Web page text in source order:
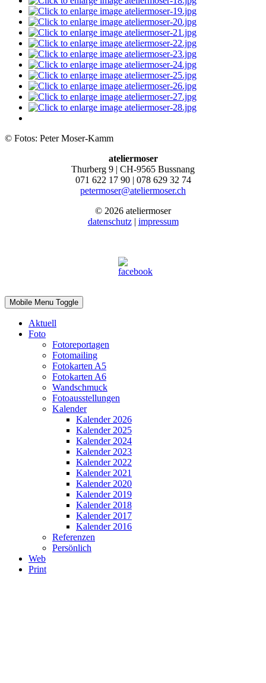
© Fotos: Peter Moser-Kamm
ateliermoser
Thurberg 9 | CH-9565 Bussnang
071 622 17 90 | 078 629 32 74
petermoser@ateliermoser.ch
© 2026 ateliermoser
datenschutz| impressum
Mobile Menu Toggle
Aktuell
Foto
Fotoreportagen
Fotomailing
Fotokarten A5
Fotokarten A6
Wandschmuck
Fotoausstellungen
Kalender
Kalender 2026
Kalender 2025
Kalender 2024
Kalender 2023
Kalender 2022
Kalender 2021
Kalender 2020
Kalender 2019
Kalender 2018
Kalender 2017
Kalender 2016
Referenzen
Persönlich
Web
Print